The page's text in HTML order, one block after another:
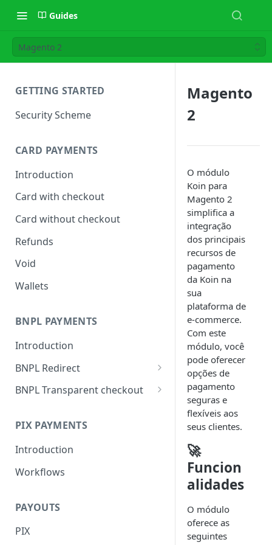
Guides
Magento 2
GETTING STARTED
Security Scheme
CARD PAYMENTS
Introduction
Card with checkout
Card without checkout
Refunds
Void
Wallets
BNPL PAYMENTS
Introduction
BNPL Redirect
Embedded integration
BNPL Transparent checkout
PIX PAYMENTS
Introduction
Workflows
PAYOUTS
PIX
Magento
2
O módulo
Koin para
Magento 2
simplifica a
integração
dos principais
recursos de
pagamento
da Koin na
sua
plataforma de
e-commerce.
Com este
módulo, você
pode oferecer
opções de
pagamento
seguras e
flexíveis aos
seus clientes.
🚀
Funcion
alidades
O módulo
oferece as
seguintes